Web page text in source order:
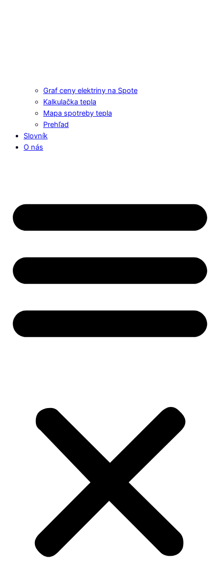
Graf ceny elektriny na Spote
Kalkulačka tepla
Mapa spotreby tepla
Prehľad
Slovník
O nás